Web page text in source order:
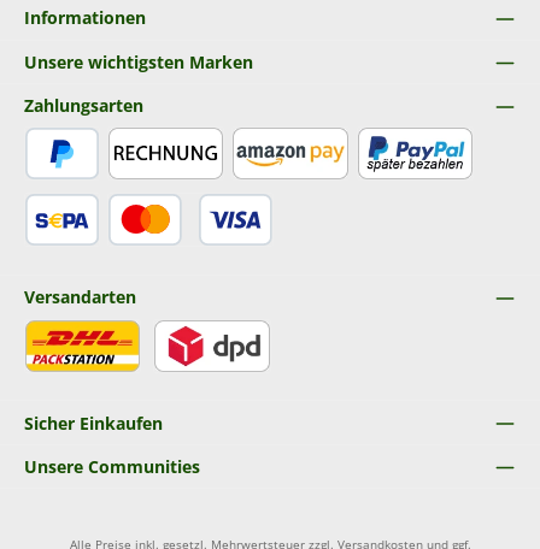
Informationen
Unsere wichtigsten Marken
Sicher Einkaufen
Unsere Communities
Zahlungsarten
Versandarten
Alle Preise inkl. gesetzl. Mehrwertsteuer zzgl. Versandkostenund ggf.